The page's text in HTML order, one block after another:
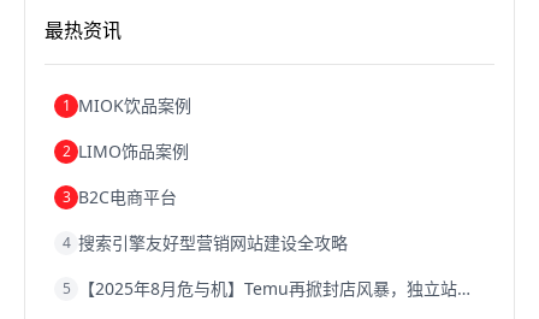
跨境电商关税
跨境电商建站
浙江跨境电商宁波跨境电商跨境电商的模式
跨境电商优势跨境电商的优势
最热资讯
1 MIOK饮品案例
2 LIMO饰品案例
3 B2C电商平台
4 搜索引擎友好型营销网站建设全攻略
5 【2025年8月危与机】Temu再掀封店风暴，独立站才是跨境卖家的避险通道